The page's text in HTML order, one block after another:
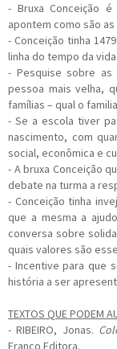
- Bruxa Conceição
apontem como são
- Conceição tinha
linha do tempo da
- Pesquise sobre
pessoa mais velha,
famílias – qual o
- Se a escola tiver
nascimento, com
social, econômica e
- A bruxa Conceição
debate na turma a
- Conceição tinha
que a mesma a
conversa sobre
quais valores são
- Incentive para que
história a ser
TEXTOS QUE PODEM
- RIBEIRO, Jonas.
Franco Editora.